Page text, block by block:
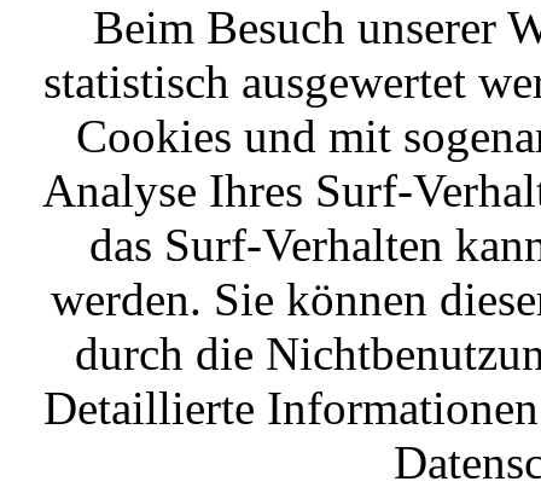
Beim Besuch unserer
statistisch ausgewertet
Cookies und mit
Analyse Ihres Surf-
das Surf-Verhalten
werden. Sie können
durch die
Detaillierte